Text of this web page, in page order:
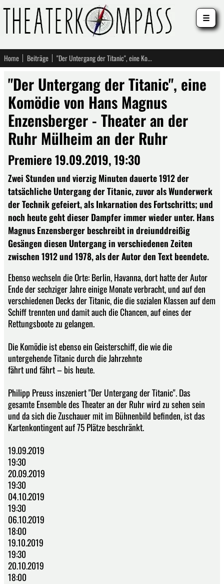
Home Beiträge "Der Untergang der Titanic", eine Komödie von Hans Magnus Enzensberger - Theater an der Ruhr Mülheim an der Ruhr
"Der Untergang der Titanic", eine
Komödie von Hans Magnus
Enzensberger - Theater an der
Ruhr Mülheim an der Ruhr
Premiere 19.09.2019, 19:30
Zwei Stunden und vierzig Minuten dauerte 1912 der
tatsächliche Untergang der Titanic, zuvor als Wunderwerk
der Technik gefeiert, als Inkarnation des Fortschritts; und
noch heute geht dieser Dampfer immer wieder unter. Hans
Magnus Enzensberger beschreibt in dreiunddreißig
Gesängen diesen Untergang in verschiedenen Zeiten
zwischen 1912 und 1978, als der Autor den Text beendete.
Ebenso wechseln die Orte: Berlin, Havanna, dort hatte der Autor
Ende der sechziger Jahre einige Monate verbracht, und auf den
verschiedenen Decks der Titanic, die die sozialen Klassen auf dem
Schiff trennten und damit auch die Chancen, auf eines der
Rettungsboote zu gelangen.
Die Komödie ist ebenso ein Geisterschiff, die wie die
untergehende Titanic durch die Jahrzehnte
fährt und fährt – bis heute.
Philipp Preuss inszeniert "Der Untergang der Titanic". Das
gesamte Ensemble des Theater an der Ruhr wird zu sehen sein
und da sich die Zuschauer mit im Bühnenbild befinden, ist das
Kartenkontingent auf 75 Plätze beschränkt.
19.09.2019
19:30
20.09.2019
19:30
04.10.2019
19:30
06.10.2019
18:00
19.10.2019
19:30
20.10.2019
18:00
☰